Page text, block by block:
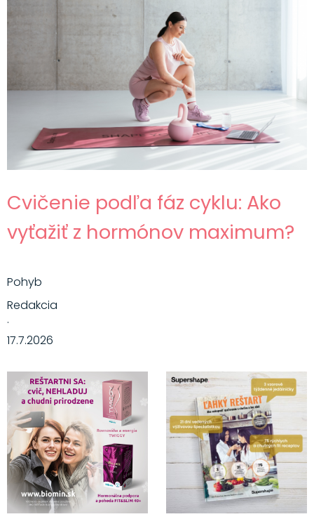
Cvičenie podľa fáz cyklu: Ako
vyťažiť z hormónov maximum?
Pohyb
Redakcia
·
17.7.2026